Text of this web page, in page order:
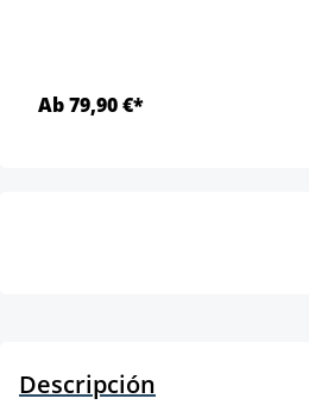
Ab 79,90 €*
Descripción